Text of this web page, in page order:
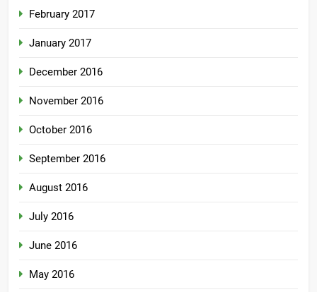
February 2017
January 2017
December 2016
November 2016
October 2016
September 2016
August 2016
July 2016
June 2016
May 2016